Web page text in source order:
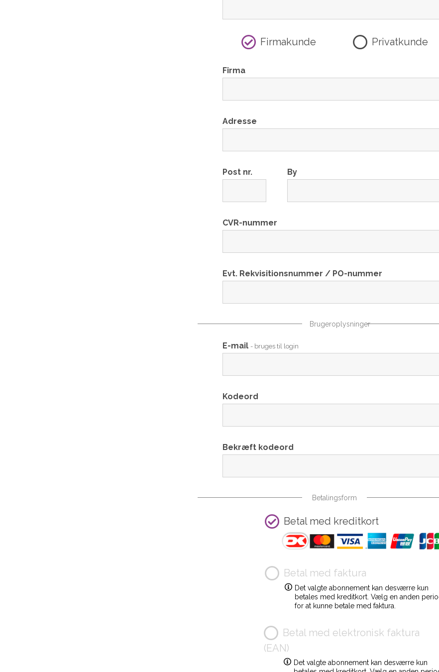
Firmakunde Privatkunde
Firma
Adresse
Post nr. By
CVR-nummer
Evt. Rekvisitionsnummer / PO-nummer
Brugeroplysninger
E-mail - bruges til login
Kodeord
Bekræft kodeord
Betalingsform
Betal med kreditkort
Betal med faktura
Det valgte abonnement kan desværre kun
betales med kreditkort. Vælg en anden
for at kunne betale med faktura.
Betal med elektronisk faktura
(EAN)
Det valgte abonnement kan desværre kun